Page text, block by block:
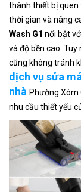
thành thiết bị quen
thời gian và nâng
Wash G1 nổi bật
và độ bền cao.
cũng không tránh
dịch vụ sửa
nhà Phường Xóm
nhu cầu thiết yếu